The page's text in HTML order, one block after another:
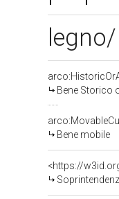
Bene Storico
Bene mobile
<https://